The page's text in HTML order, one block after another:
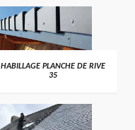
HABILLAGE PLANCHE DE RIVE
35